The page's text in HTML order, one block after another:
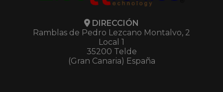
DIRECCIÓN
Ramblas de Pedro Lezcano Montalvo, 2
Local 1
35200 Telde
(Gran Canaria) España